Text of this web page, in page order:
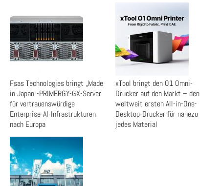
Fsas Technologies bringt „Made
in Japan“-PRIMERGY-GX-Server
für vertrauenswürdige
Enterprise-AI-Infrastrukturen
nach Europa
xTool bringt den O1 Omni-
Drucker auf den Markt – den
weltweit ersten All-in-One-
Desktop-Drucker für nahezu
jedes Material